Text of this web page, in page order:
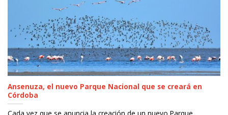
Ansenuza, el nuevo Parque Nacional que se creará en
Córdoba